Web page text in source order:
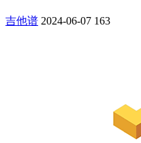
吉他谱 2024-06-07 163